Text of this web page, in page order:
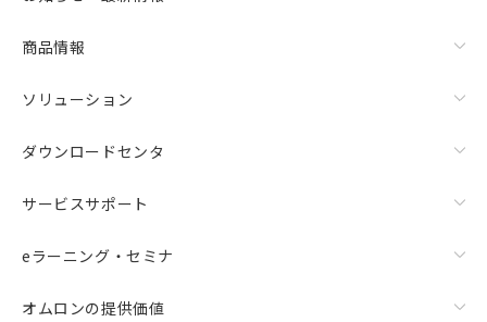
商品情報
ソリューション
ダウンロードセンタ
サービスサポート
eラーニング・セミナ
オムロンの提供価値